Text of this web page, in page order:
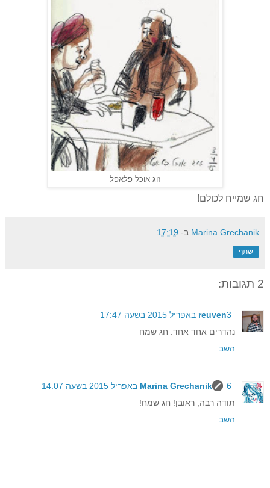
זוג אוכל פלאפל
חג שמייח לכולם!
Marina Grechanik ב- 17:19
שתף
2 תגובות:
reuven3 באפריל 2015 בשעה 17:47
נהדרים אחד אחד. חג שמח
השב
Marina Grechanik
6 באפריל 2015 בשעה 14:07
תודה רבה, ראובן! חג שמח!
השב